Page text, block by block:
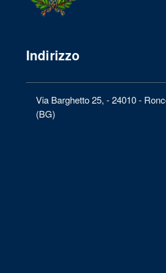
Indirizzo
Via Barghetto 25, - 24010 -
(BG)